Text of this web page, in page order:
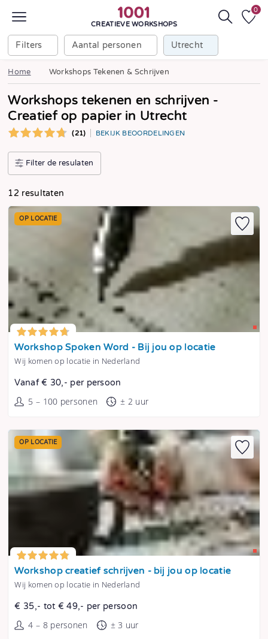
CREATIEVE WORKSHOPS
Filters Aantal personen Utrecht
0
Home Workshops Tekenen & Schrijven
Workshops tekenen en schrijven -
Creatief op papier in Utrecht
(21) BEKIJK BEOORDELINGEN
Filter de resulaten
12 resultaten
Tonen
OP LOCATIE
Workshop Spoken Word - Bij jou op locatie
Wij komen op locatie in Nederland
Vanaf € 30,- per persoon
5 – 100 personen ± 2 uur
Tonen
OP LOCATIE
Workshop creatief schrijven - bij jou op locatie
Wij komen op locatie in Nederland
€ 35,- tot € 49,- per persoon
4 – 8 personen ± 3 uur